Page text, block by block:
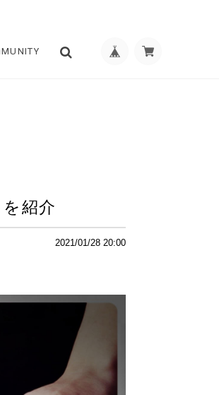
紹介
2021/01/28 20:00